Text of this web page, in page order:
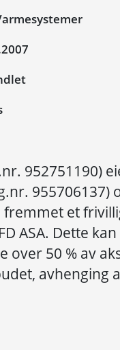
952751190)
955706137)
et
ASA. Dette
over 50 % av
avhenging